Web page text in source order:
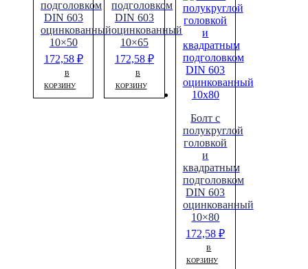
подголовком
DIN 603
оцинкованный
10×50
172,58 ₽
В
КОРЗИНУ
подголовком
DIN 603
оцинкованный
10×65
172,58₽
В
КОРЗИНУ
Болт с
полукруглой
головкой
и
квадратным
подголовком
DIN 603
оцинкованный
10×80
172,58₽
В
КОРЗИНУ